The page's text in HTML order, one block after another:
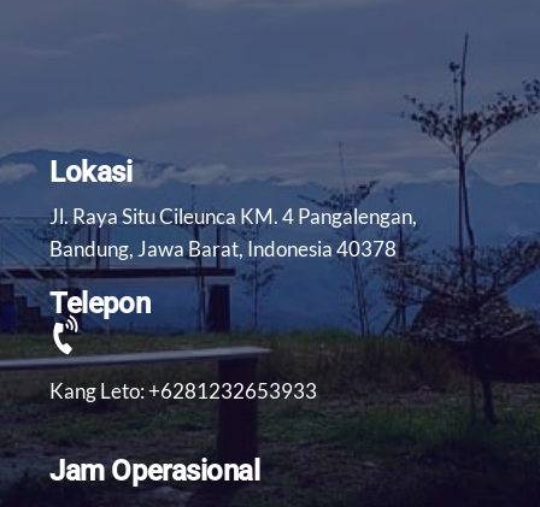
Lokasi
Jl. Raya Situ Cileunca KM. 4 Pangalengan,
Bandung, Jawa Barat, Indonesia 40378
Telepon
Kang Leto: +6281232653933
Jam Operasional